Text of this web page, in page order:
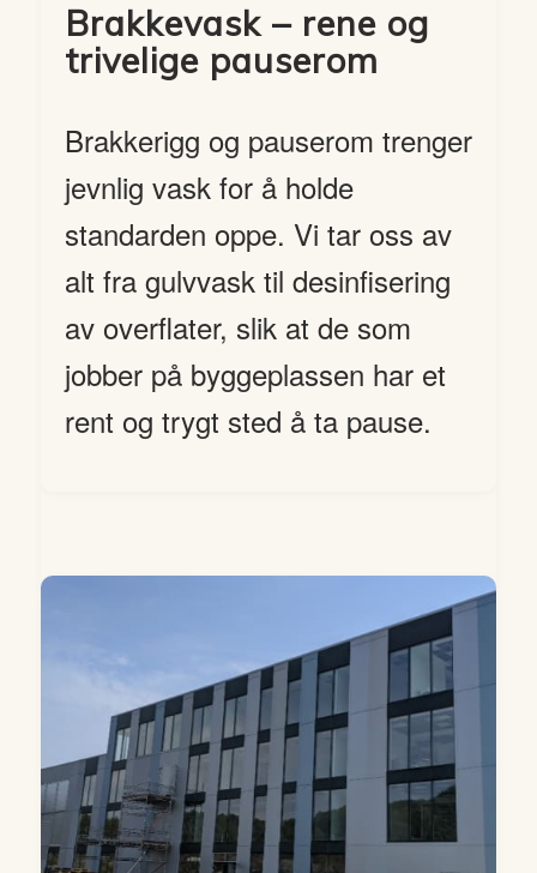
Brakkevask – rene og
trivelige pauserom
Brakkerigg og pauserom trenger
jevnlig vask for å holde
standarden oppe. Vi tar oss av
alt fra gulvvask til desinfisering
av overflater, slik at de som
jobber på byggeplassen har et
rent og trygt sted å ta pause.